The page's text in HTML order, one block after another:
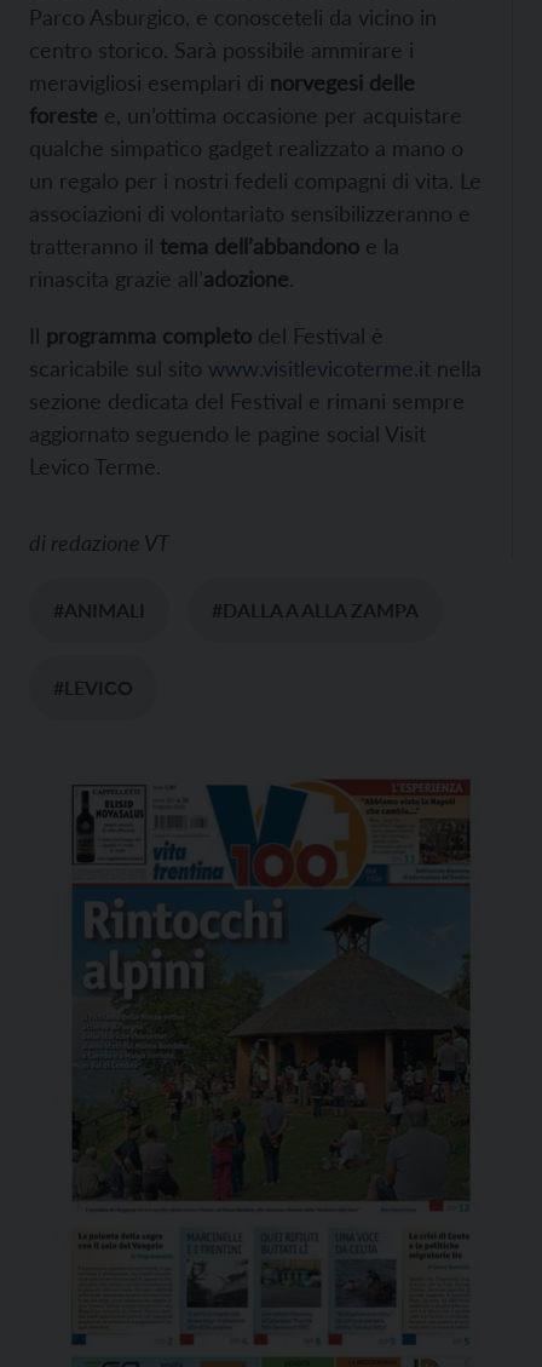
Parco Asburgico, e conosceteli da vicino in
centro storico. Sarà possibile ammirare i
meravigliosi esemplari di norvegesi delle
foreste e, un’ottima occasione per acquistare
qualche simpatico gadget realizzato a mano o
un regalo per i nostri fedeli compagni di vita. Le
associazioni di volontariato sensibilizzeranno e
tratteranno il tema dell’abbandono e la
rinascita grazie all’adozione.
Il programma completo del Festival è
scaricabile sul sito www.visitlevicoterme.it nella
sezione dedicata del Festival e rimani sempre
aggiornato seguendo le pagine social Visit
Levico Terme.
di redazione VT
#ANIMALI #DALLA A ALLA ZAMPA
#LEVICO